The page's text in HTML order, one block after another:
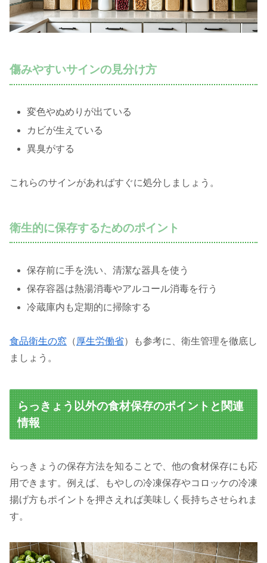
傷みやすいサインの見分け方
変色やぬめりが出ている
カビが生えている
異臭がする
これらのサインがあればすぐに処分しましょう。
衛生的に保存するためのポイント
保存前に手を洗い、清潔な器具を使う
保存容器は熱湯消毒やアルコール消毒を行う
冷蔵庫内も定期的に掃除する
食品衛生の窓 （ 厚生労働省）も参考に、衛生管理を徹底し
ましょう。
らっきょう以外の食材保存のポイントと関連
情報
らっきょうの保存方法を知ることで、他の食材保存にも応
用できます。例えば、もやしの冷凍保存やコロッケの冷凍
揚げ方もポイントを押さえれば美味しく長持ちさせられま
す。